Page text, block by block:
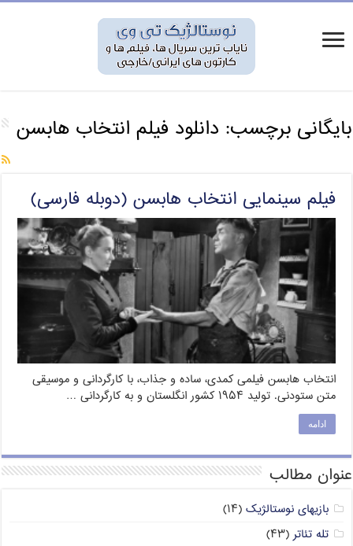
بایگانی برچسب: دانلود فیلم انتخاب هابسن
فیلم سینمایی انتخاب هابسن (دوبله فارسی)
انتخاب هابسن فیلمی کمدی، ساده و جذاب، با کارگردانی و موسیقی
متن ستودنی. تولید ۱۹۵۴ کشور انگلستان و به کارگردانی …
ادامه
عنوان مطالب
بازیهای نوستالژیک (۱۴)
تله تئاتر(۴۳)